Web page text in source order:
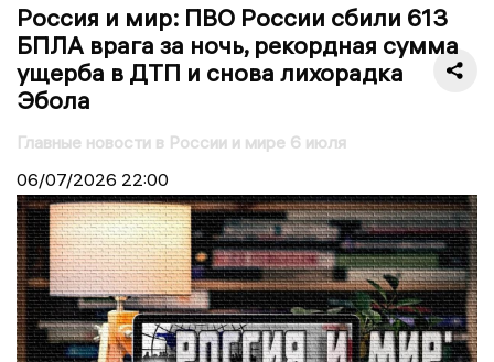
Россия и мир: ПВО России сбили 613
БПЛА врага за ночь, рекордная сумма
ущерба в ДТП и снова лихорадка
Эбола
Главные новости в России и мире 6 июля
06/07/2026 22:00